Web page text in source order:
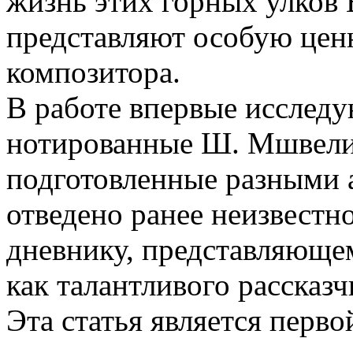
представляют особую
композитора.
В работе впервые
нотированные Ш.
подготовленные разными
отведено ранее
дневнику,
как талантливого
Эта статья является